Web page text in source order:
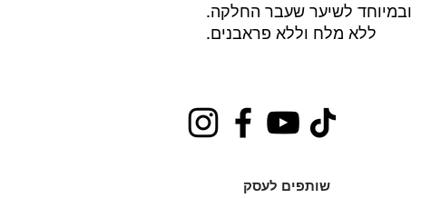
ובמיוחד לשיער שעבר החלקה.
ללא מלח וללא פראבנים.
שותפים לעסק